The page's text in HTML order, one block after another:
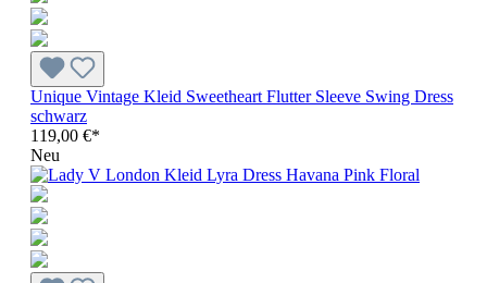
Unique Vintage Kleid Sweetheart Flutter Sleeve Swing Dress
schwarz
119,00 €*
Neu